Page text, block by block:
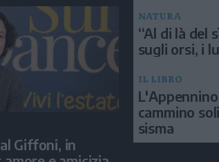
Giffoni, in
NATURA
“Al di là del
sugli orsi, i
IL LIBRO
cammino
sisma